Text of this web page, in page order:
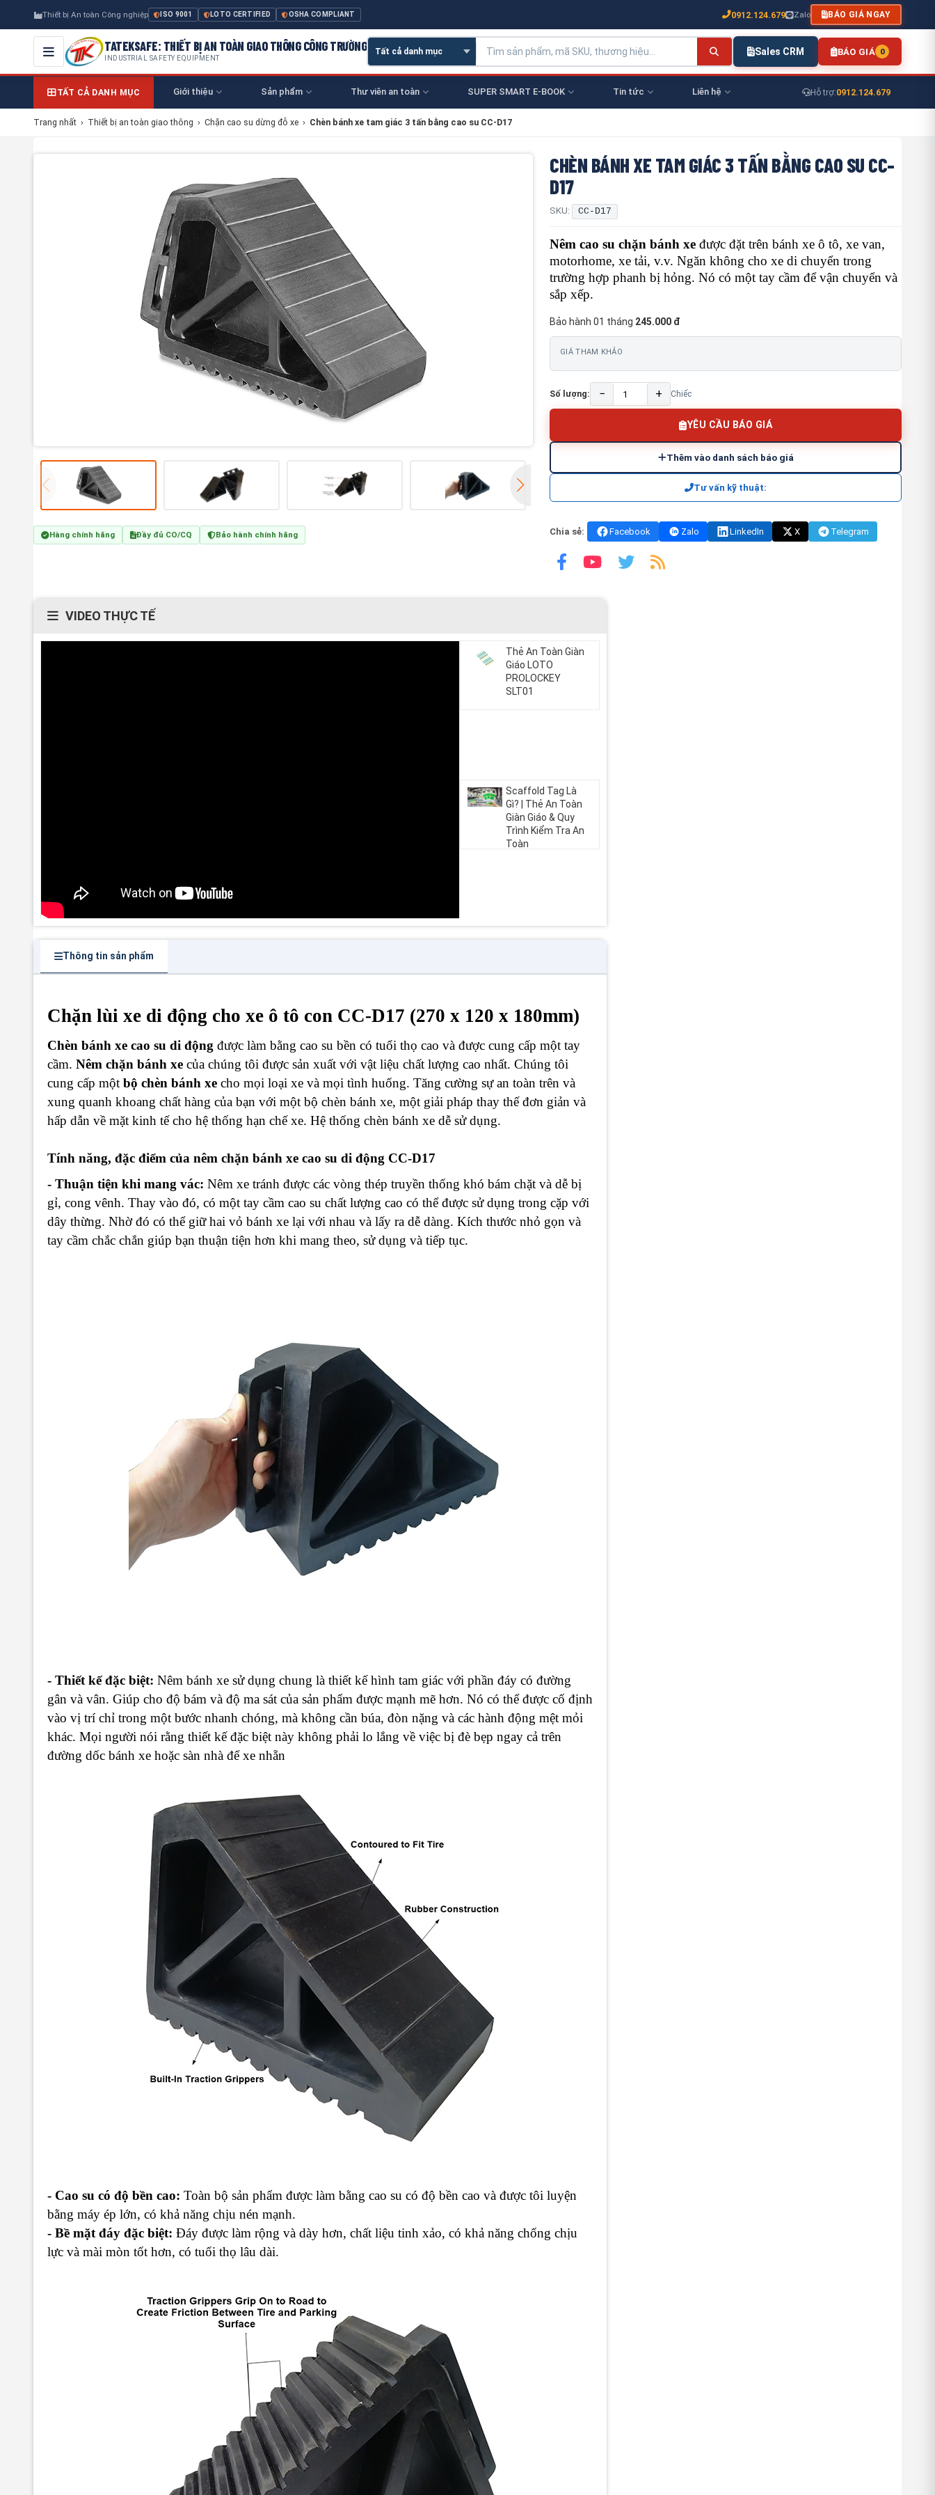
Thiết bị An toàn Công nghiệp ISO 9001 LOTO CERTIFIED OSHA COMPLIANT 0912.124.679 Zalo BÁO GIÁ NGAY
TATEKSAFE: THIẾT BỊ AN TOÀN GIAO THÔNG CÔNG TRƯỜNG
INDUSTRIAL SAFETY EQUIPMENT
Sales CRM BÁO GIÁ 0
TẤT CẢ DANH MỤC Giới thiệu Sản phẩm Thư viên an toàn SUPER SMART E-BOOK Tin tức Liên hệ Hỗ trợ:0912.124.679
Trang nhất › Thiết bị an toàn giao thông › Chặn cao su dừng đỗ xe › Chèn bánh xe tam giác 3 tấn bằng cao su CC-D17
Hàng chính hãng Đầy đủ CO/CQ Bảo hành chính hãng
CHÈN BÁNH XE TAM GIÁC 3 TẤN BẰNG CAO SU CC-
D17
SKU: CC-D17
Nêm cao su chặn bánh xe được đặt trên bánh xe ô tô, xe van,
motorhome, xe tải, v.v. Ngăn không cho xe di chuyển trong
trường hợp phanh bị hỏng. Nó có một tay cầm để vận chuyển và
sắp xếp.
Bảo hành 01 tháng 245.000 đ
GIÁ THAM KHẢO
Số lượng: − + Chiếc
YÊU CẦU BÁO GIÁ
Thêm vào danh sách báo giá
Tư vấn kỹ thuật:
Chia sẻ: Facebook Zalo LinkedIn X Telegram
VIDEO THỰC TẾ
Thẻ An Toàn Giàn
Giáo LOTO
PROLOCKEY
SLT01
Scaffold Tag Là
Gì? | Thẻ An Toàn
Giàn Giáo & Quy
Trình Kiểm Tra An
Toàn
Thông tin sản phẩm
Chặn lùi xe di động cho xe ô tô con CC-D17 (270 x 120 x 180mm)
Chèn bánh xe cao su di động được làm bằng cao su bền có tuổi thọ cao và được cung cấp một tay
cầm. Nêm chặn bánh xe của chúng tôi được sản xuất với vật liệu chất lượng cao nhất. Chúng tôi
cung cấp một bộ chèn bánh xe cho mọi loại xe và mọi tình huống. Tăng cường sự an toàn trên và
xung quanh khoang chất hàng của bạn với một bộ chèn bánh xe, một giải pháp thay thế đơn giản và
hấp dẫn về mặt kinh tế cho hệ thống hạn chế xe. Hệ thống chèn bánh xe dễ sử dụng.
Tính năng, đặc điểm của nêm chặn bánh xe cao su di động CC-D17
- Thuận tiện khi mang vác: Nêm xe tránh được các vòng thép truyền thống khó bám chặt và dễ bị
gỉ, cong vênh. Thay vào đó, có một tay cầm cao su chất lượng cao có thể được sử dụng trong cặp với
dây thừng. Nhờ đó có thể giữ hai vỏ bánh xe lại với nhau và lấy ra dễ dàng. Kích thước nhỏ gọn và
tay cầm chắc chắn giúp bạn thuận tiện hơn khi mang theo, sử dụng và tiếp tục.
- Thiết kế đặc biệt: Nêm bánh xe sử dụng chung là thiết kế hình tam giác với phần đáy có đường
gân và vân. Giúp cho độ bám và độ ma sát của sản phẩm được mạnh mẽ hơn. Nó có thể được cố định
vào vị trí chỉ trong một bước nhanh chóng, mà không cần búa, đòn nặng và các hành động mệt mỏi
khác. Mọi người nói rằng thiết kế đặc biệt này không phải lo lắng về việc bị đè bẹp ngay cả trên
đường dốc bánh xe hoặc sàn nhà để xe nhẵn
- Cao su có độ bền cao: Toàn bộ sản phẩm được làm bằng cao su có độ bền cao và được tôi luyện
bằng máy ép lớn, có khả năng chịu nén mạnh.
- Bề mặt đáy đặc biệt: Đáy được làm rộng và dày hơn, chất liệu tinh xảo, có khả năng chống chịu
lực và mài mòn tốt hơn, có tuổi thọ lâu dài.